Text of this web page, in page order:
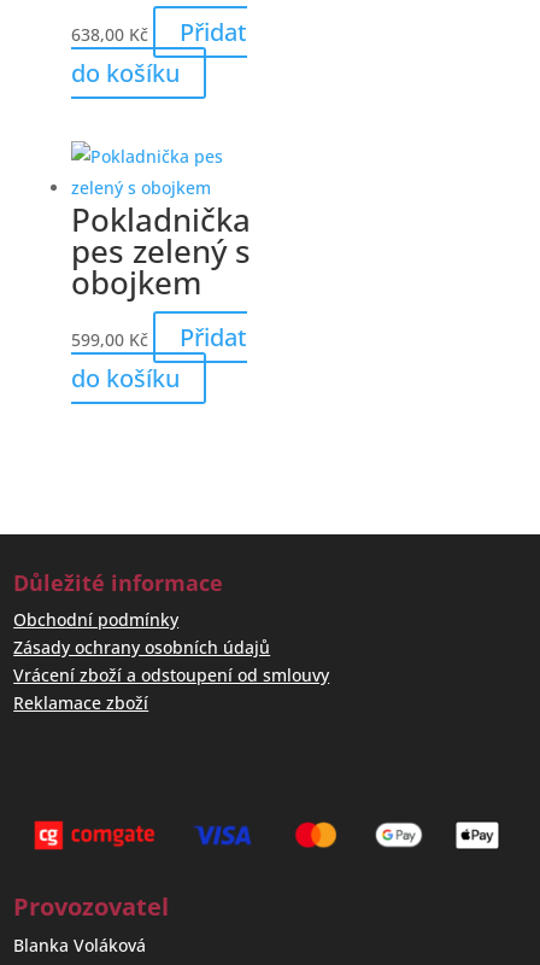
638,00 Kč
Přidat
do košíku
Pokladnička
pes zelený s
obojkem
599,00 Kč
Přidat
do košíku
Důležité informace
Obchodní podmínky
Zásady ochrany osobních údajů
Vrácení zboží a odstoupení od smlouvy
Reklamace zboží
Provozovatel
Blanka Voláková